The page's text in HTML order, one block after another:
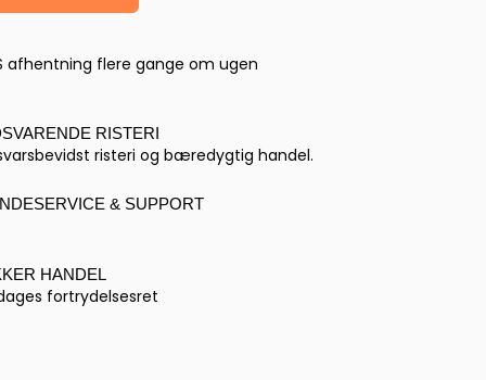
afhentning flere gange om ugen
RISTERI
risteri og bæredygtig handel.
& SUPPORT
HANDEL
fortrydelsesret